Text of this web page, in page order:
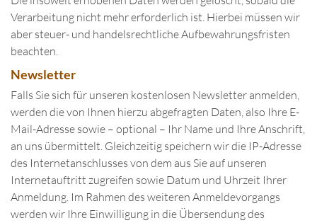
Verarbeitung nicht mehr erforderlich ist. Hierbei müssen wir
aber steuer- und handelsrechtliche Aufbewahrungsfristen
beachten.
Newsletter
Falls Sie sich für unseren kostenlosen Newsletter anmelden,
werden die von Ihnen hierzu abgefragten Daten, also Ihre E-
Mail-Adresse sowie – optional – Ihr Name und Ihre Anschrift,
an uns übermittelt. Gleichzeitig speichern wir die IP-Adresse
des Internetanschlusses von dem aus Sie auf unseren
Internetauftritt zugreifen sowie Datum und Uhrzeit Ihrer
Anmeldung. Im Rahmen des weiteren Anmeldevorgangs
werden wir Ihre Einwilligung in die Übersendung des